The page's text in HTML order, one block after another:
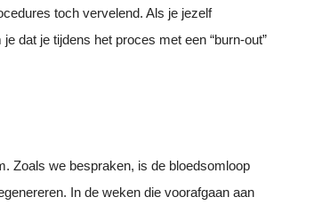
toch vervelend. Als je jezelf
dat je tijdens het proces met een “burn-out”
Zoals we bespraken, is de bloedsomloop
In de weken die voorafgaan aan